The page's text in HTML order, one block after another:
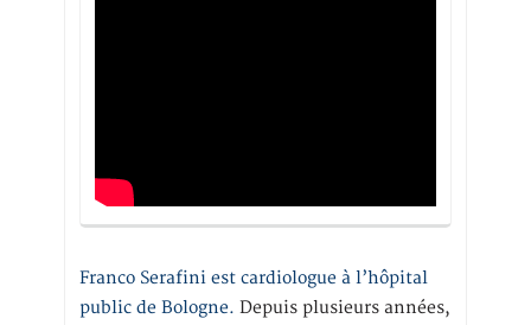
Franco Serafini est cardiologue à l’hôpital
public de Bologne. Depuis plusieurs années,